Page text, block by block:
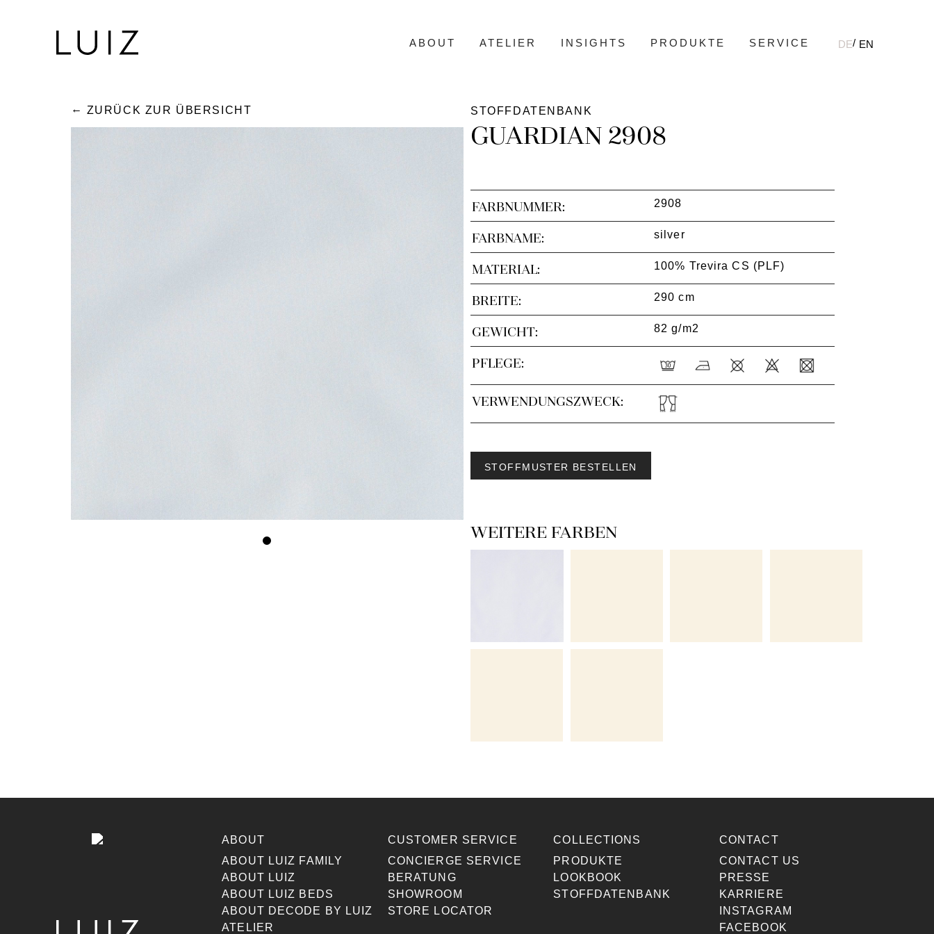
ABOUT ATELIER INSIGHTS PRODUKTE SERVICE DE EN
ZURÜCK ZUR ÜBERSICHT STOFFDATENBANK
GUARDIAN 2908
FARBNUMMER: 2908
FARBNAME: silver
MATERIAL: 100% Trevira CS (PLF)
BREITE: 290 cm
GEWICHT: 82 g/m2
PFLEGE:
VERWENDUNGSZWECK:
STOFFMUSTER BESTELLEN
WEITERE FARBEN
ABOUT
ABOUT LUIZ FAMILY
ABOUT LUIZ
ABOUT LUIZ BEDS
ABOUT DECODE BY LUIZ
ATELIER
CUSTOMER SERVICE
CONCIERGE SERVICE
BERATUNG
SHOWROOM
STORE LOCATOR
COLLECTIONS
PRODUKTE
LOOKBOOK
STOFFDATENBANK
CONTACT
CONTACT US
PRESSE
KARRIERE
INSTAGRAM
FACEBOOK